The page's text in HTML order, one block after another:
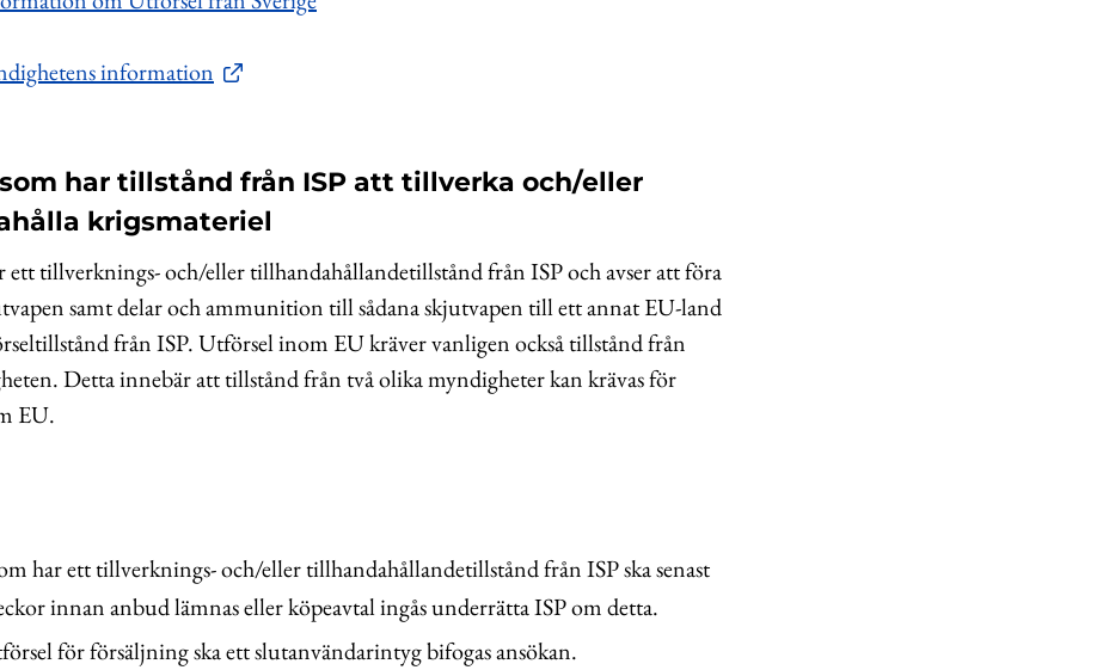
information
har tillstånd från ISP att tillverka och/eller
krigsmateriel
ett tillverknings- och/eller tillhandahållandetillstånd från ISP och avser att föra
samt delar och ammunition till sådana skjutvapen till ett annat EU-land
från ISP. Utförsel inom EU kräver vanligen också tillstånd från
Detta innebär att tillstånd från två olika myndigheter kan krävas för
EU.
har ett tillverknings- och/eller tillhandahållandetillstånd från ISP ska senast
innan anbud lämnas eller köpeavtal ingås underrätta ISP om detta.
för försäljning ska ett slutanvändarintyg bifogas ansökan.